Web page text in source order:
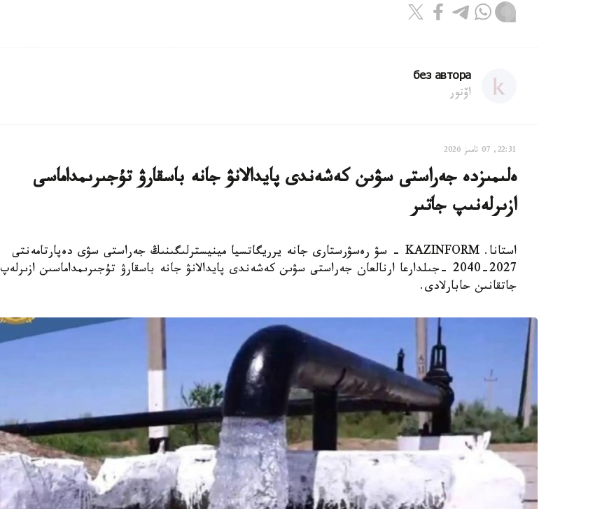
без автора
اۆتور
22:31, 07 تامىز 2026
ەلىمىزدە جەراستى سۋىن كەشەندى پايدالانۋ جانە باسقارۋ تۇجىرىمداماسى
ازىرلەنىپ جاتىر
استانا. KAZINFORM - سۋ رەسۋرستارى جانە يرريگاتسيا مينيسترلىگىنىڭ جەراستى سۋى دەپارتامەنتى
2027-2040 -جىلدارعا ارنالعان جەراستى سۋىن كەشەندى پايدالانۋ جانە باسقارۋ تۇجىرىمداماسىن ازىرلەپ
جاتقانىن حابارلادى.